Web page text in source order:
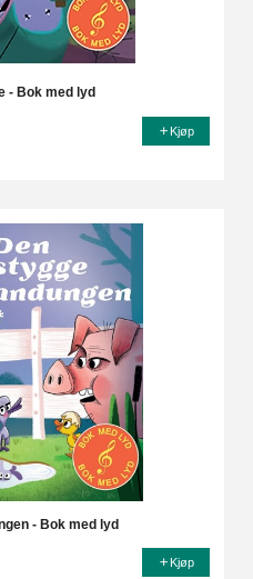
- Bok med lyd
Kjøp
- Bok med lyd
Kjøp